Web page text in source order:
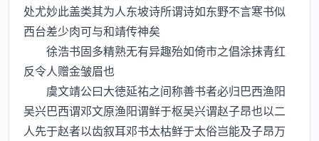
处尤妙此盖类其为人东坡诗所谓诗如东野不言寒书似
西台差少肉可与和靖传神矣
徐浩书固多精熟无有异趣殆如倚市之倡涂抹青红
反令人赠金皱眉也
虞文靖公曰大徳延祐之间称善书者必归巴西渔阳
吴兴巴西谓邓文原渔阳谓鲜于枢吴兴谓赵子昂也以二
人先于赵者以齿叙耳邓书太枯鲜于太俗岂能及子昂万